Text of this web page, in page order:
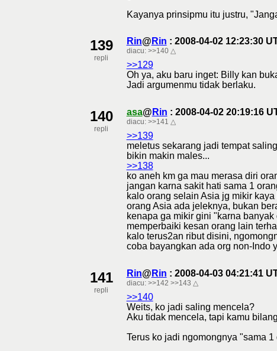
Kayanya prinsipmu itu justru,
139
repli
Rin@ Rin : 2008-04-02 12:23:30
diacu: >>140 △
>>129
Oh ya, aku baru inget: Billy kan
Jadi argumenmu tidak berlaku.
140
repli
asa@ Rin : 2008-04-02 20:19:16
diacu: >>141 △
>>139
meletus sekarang jadi tempat
bikin makin males...
>>138
ko aneh km ga mau merasa diri
jangan karna sakit hati sama 1
kalo orang selain Asia jg mikir
orang Asia ada jeleknya, bukan
kenapa ga mikir gini "karna
memperbaiki kesan orang lain
kalo terus2an ribut disini,
coba bayangkan ada org non-Indo
141
repli
Rin@ Rin : 2008-04-03 04:21:41
diacu: >>142 >>143 △
>>140
Weits, ko jadi saling mencela?
Aku tidak mencela, tapi kamu
Terus ko jadi ngomongnya "sama